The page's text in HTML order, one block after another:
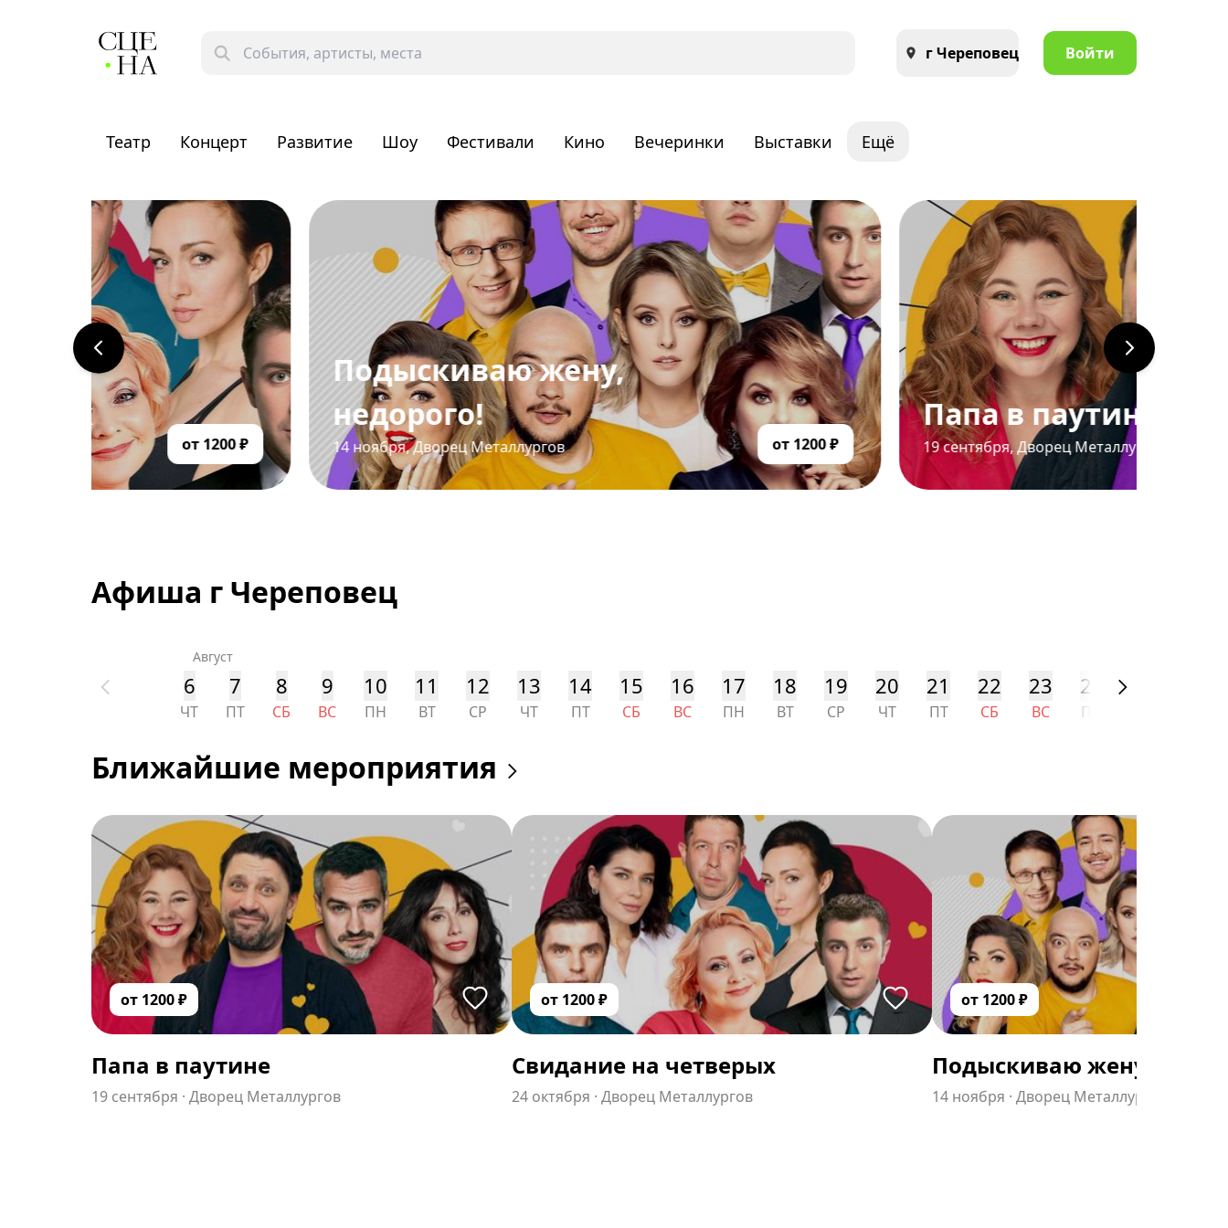
г Череповец Войти
Театр Концерт Развитие Шоу Фестивали Кино Вечеринки Выставки Ещё
Подыскиваю жену,
недорого!
14 ноября,Дворец Металлургов от 1200 ₽
Папа в паутине
19 сентября,Дворец Металлургов
Афиша г Череповец
Август
6
ЧТ
7
ПТ
8
СБ
9
ВС
10
ПН
11
ВТ
12
СР
13
ЧТ
14
ПТ
15
СБ
16
ВС
17
ПН
18
ВТ
19
СР
20
ЧТ
21
ПТ
22
СБ
23
ВС
24
ПН
Ближайшие мероприятия
от 1200₽
Папа в паутине
19 сентября · Дворец Металлургов
от 1200₽
Свидание на четверых
24 октября · Дворец Металлургов
от 1200₽
Подыскиваю жену,
14 ноября · Дворец Металлургов